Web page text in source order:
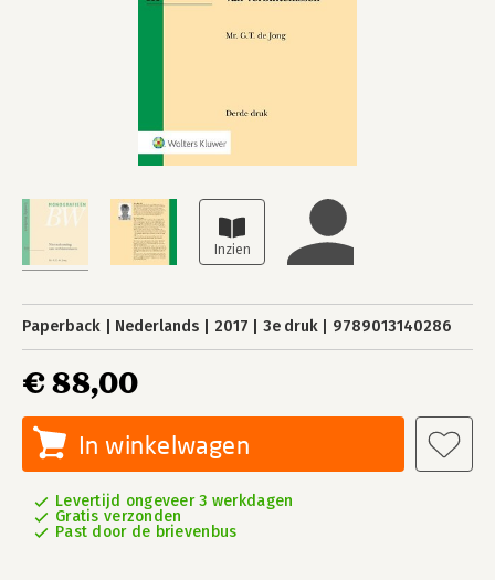
Paperback Nederlands 2017 3e druk 9789013140286
€ 88,00
In winkelwagen
Levertijd ongeveer 3 werkdagen
Gratis verzonden
Past door de brievenbus